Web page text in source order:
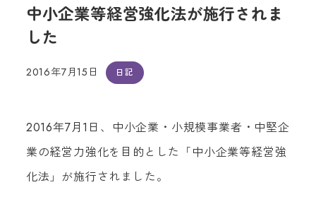
中小企業等経営強化法が施行されま
した
2016年7月15日 日記
2016年7月1日、中小企業・小規模事業者・中堅企
業の経営力強化を目的とした「中小企業等経営強
化法」が施行されました。